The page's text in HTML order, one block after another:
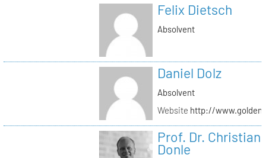
Felix Dietsch
Absolvent
Daniel Dolz
Absolvent
Website http://
Prof. Dr. Christian
Donle